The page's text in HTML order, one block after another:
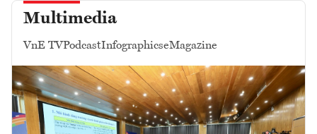
Multimedia
VnE TVPodcastInfographicseMagazine